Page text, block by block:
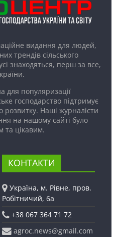
видання для людей,
трендів сільського
знаходяться, перш за все,
для популяризації
господарство підтримує
розвитку. Наші журналісти
на нашому сайті було
та цікавим.
КОНТАКТИ
Україна, м. Рівне, пров.
Робітничий, 6а
+38 067 364 71 72
agroc.news@gmail.com